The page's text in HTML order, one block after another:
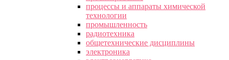
процессы и аппараты химической
технологии
промышленность
радиотехника
общетехнические дисциплины
электроника